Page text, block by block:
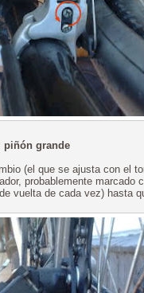
piñón grande
(el que se ajusta con el
probablemente marcado
vuelta de cada vez) hasta